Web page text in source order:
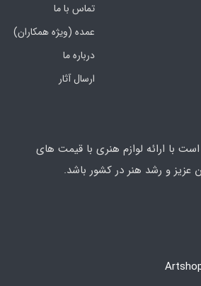
تماس با ما
عمده (ویژه همکاران)
درباره ما
ارسال آثار
با ارائه لوازم هنری با قیمت های
عزیز و رشد هنر در کشور باشد.